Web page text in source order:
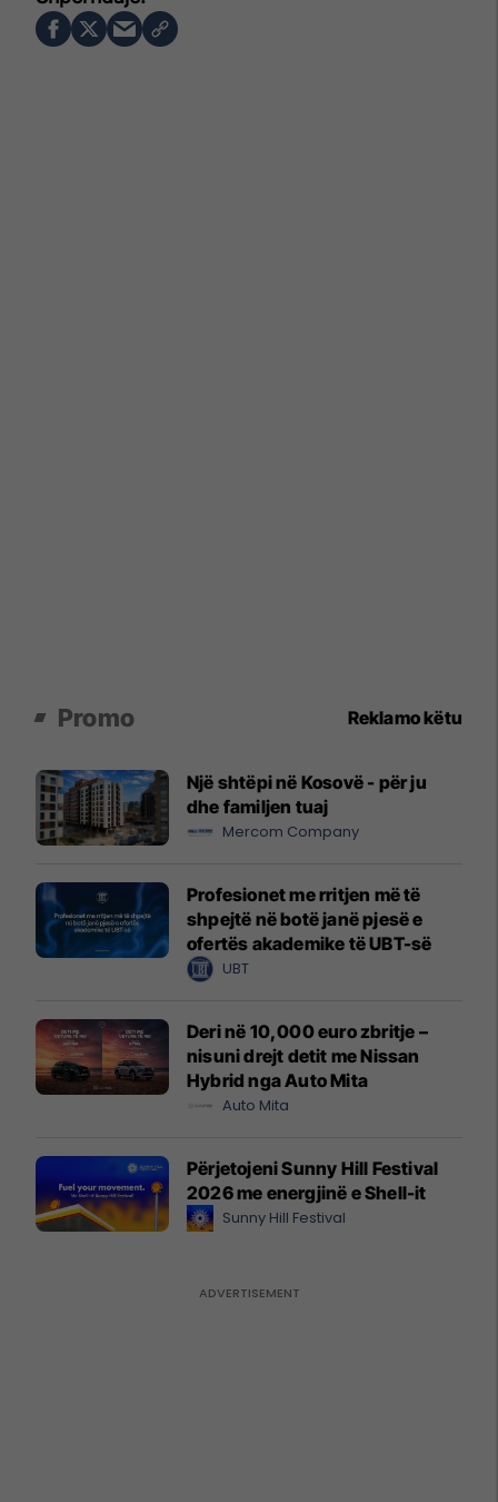
Promo Reklamo këtu
Një shtëpi në Kosovë - për ju
dhe familjen tuaj
Mercom Company
Profesionet me rritjen më të
shpejtë në botë janë pjesë e
ofertës akademike të UBT-së
UBT
Deri në 10,000 euro zbritje –
nisuni drejt detit me Nissan
Hybrid nga Auto Mita
Auto Mita
Përjetojeni Sunny Hill Festival
2026 me energjinë e Shell-it
Sunny Hill Festival